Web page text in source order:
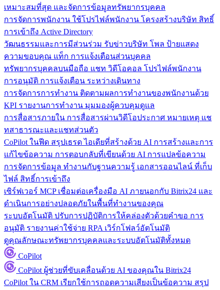
เหมาะสมที่สุด และจัดการข้อมูลทรัพยากรบุคคล
การจัดการพนักงาน ใช้โปรไฟล์พนักงาน โครงสร้างบริษัท สิทธิ์
การเข้าถึง Active Directory
วัฒนธรรมและการมีส่วนร่วม รับข่าวบริษัท โพล ป้ายแสดง
ความขอบคุณ แท็ก การแจ้งเตือนส่วนบุคคล
ทรัพยากรบุคคลบนมือถือ แชท วิดีโอคอล โปรไฟล์พนักงาน
การอนุมัติ การแจ้งเตือน ระหว่างเดินทาง
การจัดการการทำงาน ติดตามผลการทำงานของพนักงานด้วย
KPI รายงานการทำงาน มุมมองผู้ควบคุมดูแล
การสื่อสารภายใน การสื่อสารผ่านวิดีโอประกาศ หมายเหตุ แช
ทสาธารณะและแชทส่วนตัว
CoPilot ในฟีด สรุปเธรด ไอเดียที่สร้างด้วย AI การสร้างและการ
แก้ไขข้อความ การตอบกลับที่เขียนด้วย AI การแปลข้อความ
การจัดการข้อมูล ทำงานกับฐานความรู้ เอกสารออนไลน์ ที่เก็บ
ไฟล์ สิทธิ์การเข้าถึง
เซิร์ฟเวอร์ MCP เชื่อมต่อเครื่องมือ AI ภายนอกกับ Bitrix24 และ
ดำเนินการอย่างปลอดภัยในพื้นที่ทำงานของคุณ
ระบบอัตโนมัติ ปรับการปฏิบัติการให้คล่องตัวด้วยคำขอ การ
อนุมัติ รายงานค่าใช้จ่าย RPA เวิร์กโฟลว์อัตโนมัติ
ดูคุณลักษณะทรัพยากรบุคคลและระบบอัตโนมัติทั้งหมด
CoPilot
CoPilot ผู้ช่วยที่ขับเคลื่อนด้วย AI ของคุณใน Bitrix24
CoPilot ใน CRM เรียกใช้การถอดความเสียงเป็นข้อความ สรุป